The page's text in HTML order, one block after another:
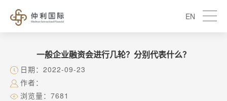
EN
一般企业融资会进行几轮？分别代表什么？
日期：2022-09-23
作者：
浏览量：7681